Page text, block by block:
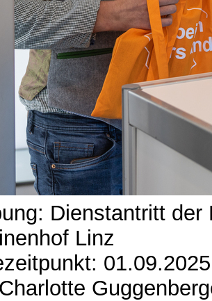
Dienstantritt der
Linz
01.09.2025